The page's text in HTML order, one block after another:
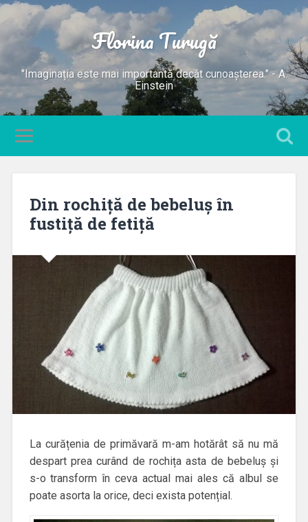
Florina Turugă
"Imaginația este mai importantă decât cunoașterea." - A.
Einstein
Din rochiță de bebeluș în
fustiță de fetiță
La curățenia de primăvară m-am hotărât să nu mă
despart prea curând de rochița asta de bebeluș și
s-o transform în ceva actual mai ales că albul se
poate asorta la orice, deci exista potențial.